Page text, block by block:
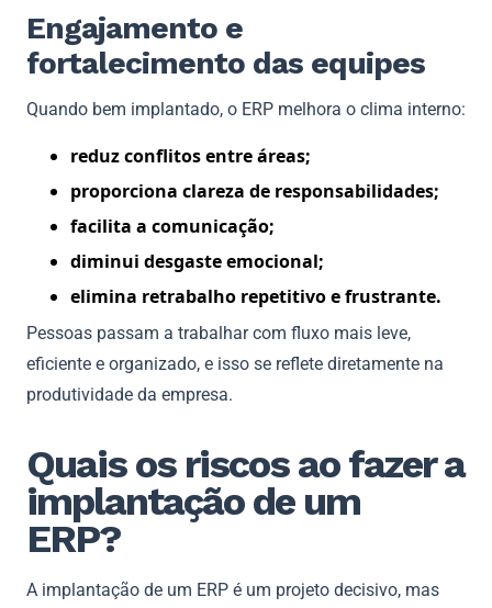
Engajamento e
fortalecimento das equipes
Quando bem implantado, o ERP melhora o clima interno:
reduz conflitos entre áreas;
proporciona clareza de responsabilidades;
facilita a comunicação;
diminui desgaste emocional;
elimina retrabalho repetitivo e frustrante.
Pessoas passam a trabalhar com fluxo mais leve,
eficiente e organizado, e isso se reflete diretamente na
produtividade da empresa.
Quais os riscos ao fazer a
implantação de um
ERP?
A implantação de um ERP é um projeto decisivo, mas